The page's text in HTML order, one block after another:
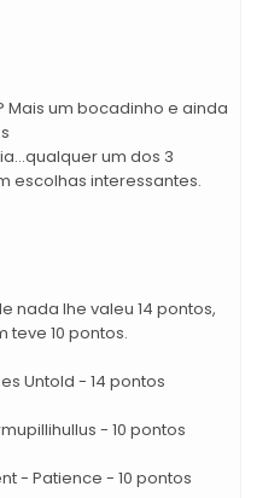
Mais um bocadinho e ainda
um dos 3
escolhas interessantes.
nada lhe valeu 14 pontos,
teve 10 pontos.
Untold - 14 pontos
- 10 pontos
- Patience - 10 pontos